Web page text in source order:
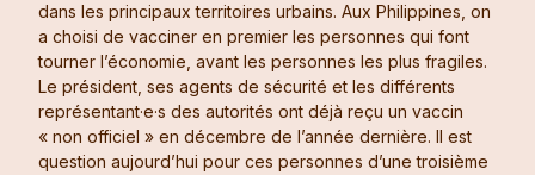
dans les principaux territoires urbains. Aux Philippines, on
a choisi de vacciner en premier les personnes qui font
tourner l’économie, avant les personnes les plus fragiles.
Le président, ses agents de sécurité et les différents
représentant·e·s des autorités ont déjà reçu un vaccin
« non officiel » en décembre de l’année dernière. Il est
question aujourd’hui pour ces personnes d’une troisième